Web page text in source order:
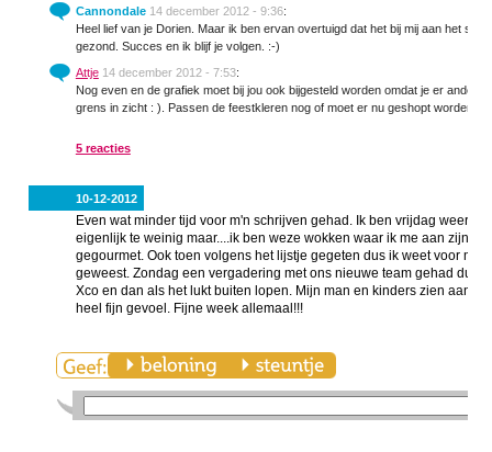
Cannondale 14 december 2012 - 9:36:
Heel lief van je Dorien. Maar ik ben ervan overtuigd dat het bij mij aan het
gezond. Succes en ik blijf je volgen. :-)
Attje 14 december 2012 - 7:53:
Nog even en de grafiek moet bij jou ook bijgesteld worden omdat je er
grens in zicht : ). Passen de feestkleren nog of moet er nu geshopt worden
5 reacties
10-12-2012
Even wat minder tijd voor m'n schrijven gehad. Ik ben vrijdag weer
eigenlijk te weinig maar....ik ben weze wokken waar ik me aan zijn
gegourmet. Ook toen volgens het lijstje gegeten dus ik weet voor
geweest. Zondag een vergadering met ons nieuwe team gehad dus
Xco en dan als het lukt buiten lopen. Mijn man en kinders zien aan
heel fijn gevoel. Fijne week allemaal!!!